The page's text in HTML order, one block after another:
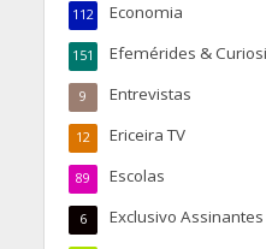
Economia
112
Efemérides &
151
Entrevistas
9
Ericeira TV
12
Escolas
89
Exclusivo Assinantes
6